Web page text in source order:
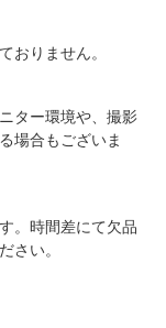
おりません。
ター環境や、撮影
場合もございま
。時間差にて欠品
さい。